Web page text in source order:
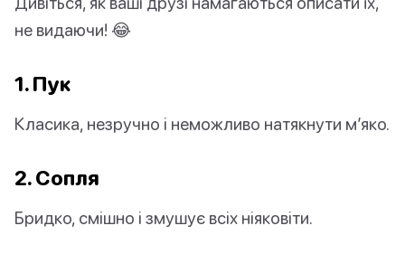
не видаючи! 😂
1. Пук
Класика, незручно і неможливо натякнути м’яко.
2. Сопля
Бридко, смішно і змушує всіх ніяковіти.